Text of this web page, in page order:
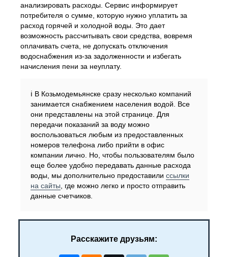
анализировать расходы. Сервис информирует
потребителя о сумме, которую нужно уплатить за
расход горячей и холодной воды. Это дает
возможность рассчитывать свои средства, вовремя
оплачивать счета, не допускать отключения
водоснабжения из-за задолженности и избегать
начисления пени за неуплату.
ℹ️ В Козьмодемьянске сразу несколько компаний
занимается снабжением населения водой. Все
они представлены на этой странице. Для
передачи показаний за воду можно
воспользоваться любым из предоставленных
номеров телефона либо прийти в офис
компании лично. Но, чтобы пользователям было
еще более удобно передавать данные расхода
воды, мы дополнительно предоставили ссылки
на сайты , где можно легко и просто отправить
данные счетчиков.
Расскажите друзьям: